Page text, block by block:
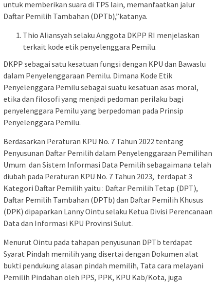
untuk memberikan suara di TPS lain, memanfaatkan jalur
Daftar Pemilih Tambahan (DPTb),”katanya.
Thio Aliansyah selaku Anggota DKPP RI menjelaskan
terkait kode etik penyelenggara Pemilu.
DKPP sebagai satu kesatuan fungsi dengan KPU dan Bawaslu
dalam Penyelenggaraan Pemilu. Dimana Kode Etik
Penyelenggara Pemilu sebagai suatu kesatuan asas moral,
etika dan filosofi yang menjadi pedoman perilaku bagi
penyelenggara Pemilu yang berpedoman pada Prinsip
Penyelenggara Pemilu.
Berdasarkan Peraturan KPU No. 7 Tahun 2022 tentang
Penyusunan Daftar Pemilih dalam Penyelenggaraan Pemilihan
Umum dan Sistem Informasi Data Pemilih sebagaimana telah
diubah pada Peraturan KPU No. 7 Tahun 2023, terdapat 3
Kategori Daftar Pemilih yaitu : Daftar Pemilih Tetap (DPT),
Daftar Pemilih Tambahan (DPTb) dan Daftar Pemilih Khusus
(DPK) dipaparkan Lanny Ointu selaku Ketua Divisi Perencanaan
Data dan Informasi KPU Provinsi Sulut.
Menurut Ointu pada tahapan penyusunan DPTb terdapat
Syarat Pindah memilih yang disertai dengan Dokumen alat
bukti pendukung alasan pindah memilih, Tata cara melayani
Pemilih Pindahan oleh PPS, PPK, KPU Kab/Kota, juga